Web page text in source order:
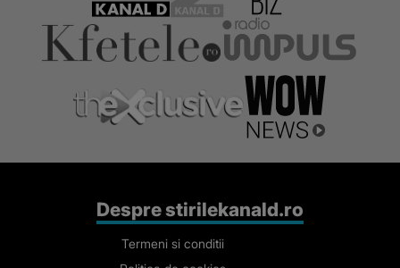
zeci de zimbri,
urşi, căprioare
Despre stirilekanald.ro
Termeni si conditii